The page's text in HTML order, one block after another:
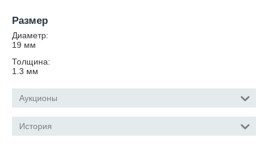
Размер
Диаметр:
19 мм
Толщина:
1.3 мм
Аукционы
История